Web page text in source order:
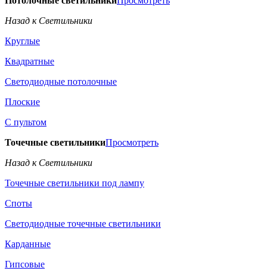
Назад к Светильники
Круглые
Квадратные
Светодиодные потолочные
Плоские
С пультом
Точечные светильникиПросмотреть
Назад к Светильники
Точечные светильники под лампу
Споты
Светодиодные точечные светильники
Карданные
Гипсовые